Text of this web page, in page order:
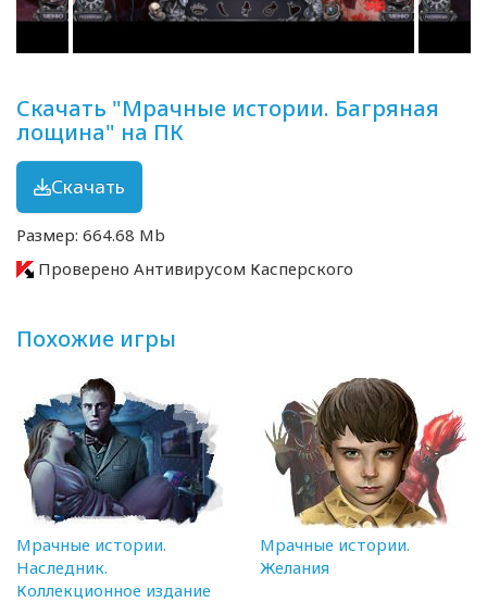
Скачать "Мрачные истории. Багряная
лощина" на ПК
Скачать
Размер: 664.68 Mb
Проверено Антивирусом Касперского
Похожие игры
Мрачные истории.
Наследник.
Коллекционное издание
Мрачные истории.
Желания